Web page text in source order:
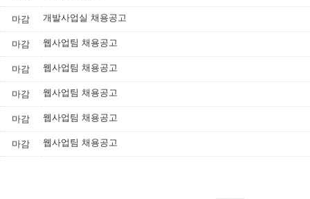
마감 개발사업실 채용공고
마감 웹사업팀 채용공고
마감 웹사업팀 채용공고
마감 웹사업팀 채용공고
마감 웹사업팀 채용공고
마감 웹사업팀 채용공고